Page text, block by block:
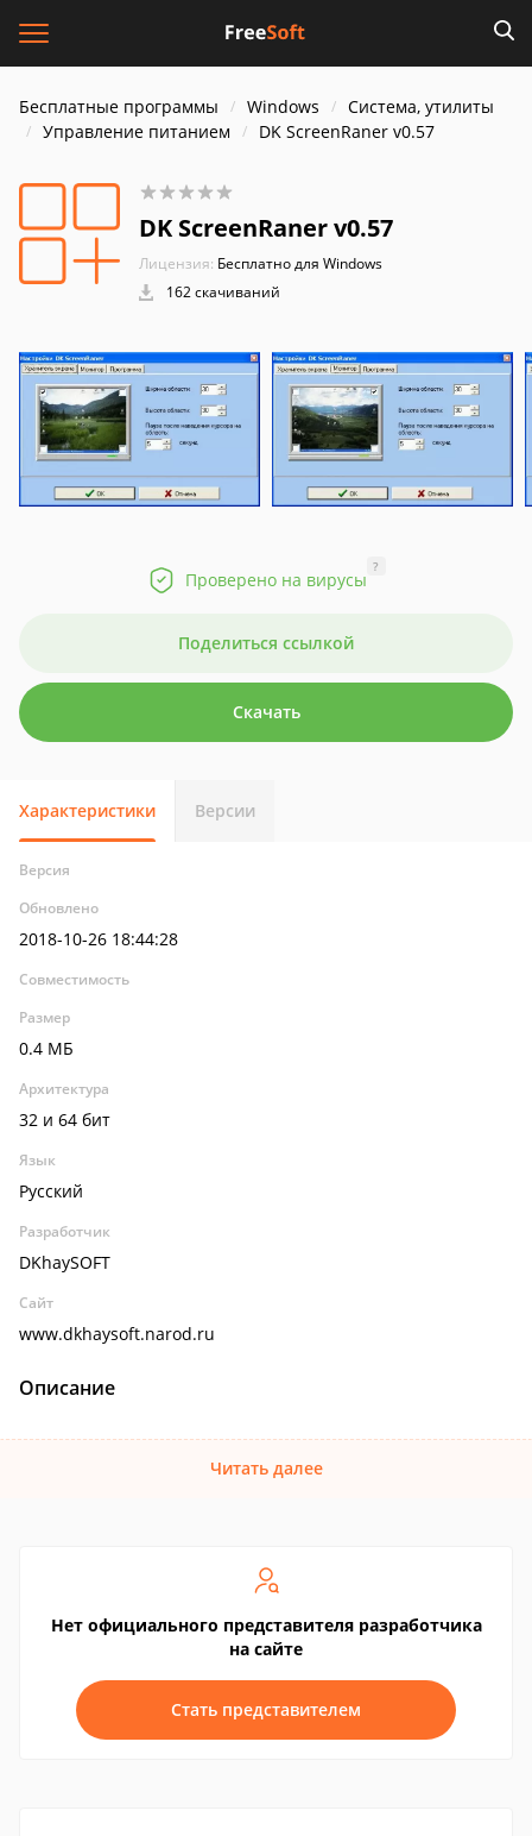
Бесплатные программы Windows
Система, утилиты
Управление питанием
DK ScreenRaner v0.57
DK ScreenRaner v0.57
Лицензия: Бесплатно для Windows
162 скачиваний
Проверено на вирусы
?
Поделиться ссылкой
Скачать
Характеристики Версии
Версия
Обновлено
2018-10-26 18:44:28
Совместимость
Размер
0.4 МБ
Архитектура
32 и 64 бит
Язык
Русский
Разработчик
DKhaySOFT
Сайт
www.dkhaysoft.narod.ru
Описание
Читать далее
Нет официального представителя разработчика
на сайте
Стать представителем